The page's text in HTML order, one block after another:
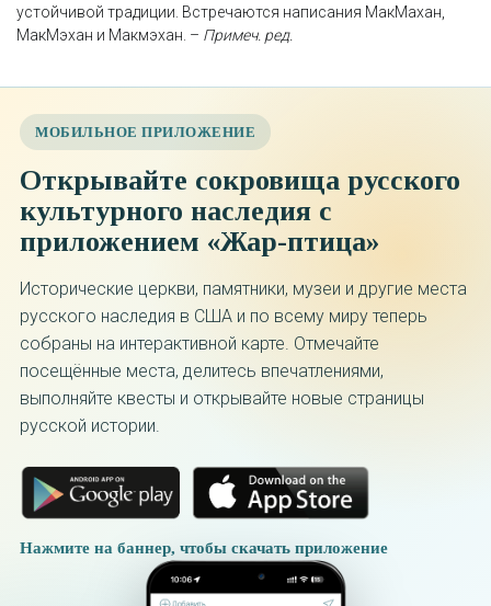
устойчивой традиции. Встречаются написания МакМахан,
МакМэхан и Макмэхан. – Примеч. ред.
МОБИЛЬНОЕ ПРИЛОЖЕНИЕ
Открывайте сокровища русского
культурного наследия с
приложением «Жар-птица»
Исторические церкви, памятники, музеи и другие места
русского наследия в США и по всему миру теперь
собраны на интерактивной карте. Отмечайте
посещённые места, делитесь впечатлениями,
выполняйте квесты и открывайте новые страницы
русской истории.
Нажмите на баннер, чтобы скачать приложение